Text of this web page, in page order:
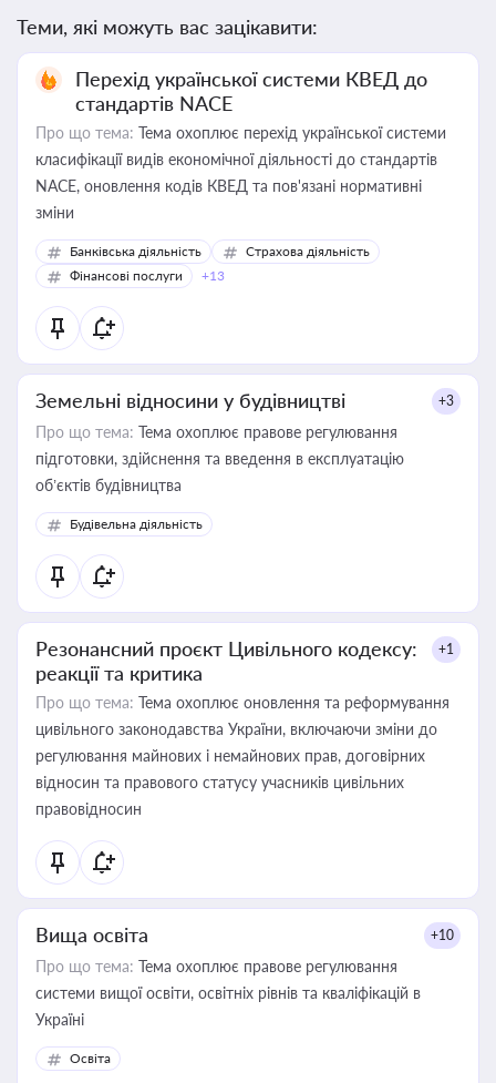
Теми, які можуть вас зацікавити:
Перехід української системи КВЕД до
стандартів NACE
Про що тема: Тема охоплює перехід української системи
класифікації видів економічної діяльності до стандартів
NACE, оновлення кодів КВЕД та пов'язані нормативні
зміни
Банківська діяльність
Страхова діяльність
Фінансові послуги
+13
Земельні відносини у будівництві +3
Про що тема: Тема охоплює правове регулювання
підготовки, здійснення та введення в експлуатацію
об’єктів будівництва
Будівельна діяльність
Резонансний проєкт Цивільного кодексу:
реакції та критика
+1
Про що тема: Тема охоплює оновлення та реформування
цивільного законодавства України, включаючи зміни до
регулювання майнових і немайнових прав, договірних
відносин та правового статусу учасників цивільних
правовідносин
Вища освіта +10
Про що тема: Тема охоплює правове регулювання
системи вищої освіти, освітніх рівнів та кваліфікацій в
Україні
Освіта